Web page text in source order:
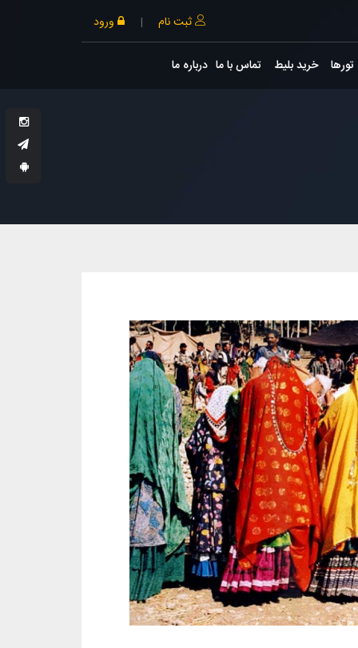
ثبت نام | ورود
تورها خرید بلیط تماس با ما درباره ما